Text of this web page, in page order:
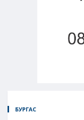
БУРГАС